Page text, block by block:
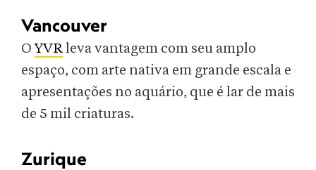
Vancouver
OYVRleva vantagem com seu amplo
espaço, com arte nativa em grande escala e
apresentações no aquário, que é lar de mais
de 5 mil criaturas.
Zurique